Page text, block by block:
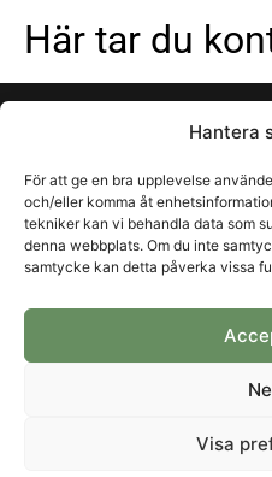
Hantera
För att ge en bra upplevelse
och/eller komma åt
tekniker kan vi behandla data som
denna webbplats. Om du inte
samtycke kan detta påverka vissa
Visa
Här tar du
Bengt
+46 70 5571122
bengt@beliva.se
Besöksadress: Lasarettsvägen 35,
931 41 Skellefteå